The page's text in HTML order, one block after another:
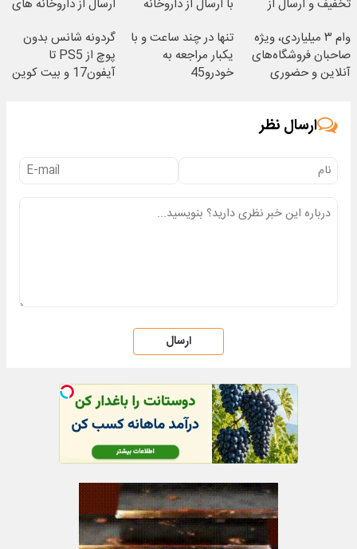
تخفیف و ارسال از
با ارسال از داروخانه
ارسال از داروخانه های
وام ۳ میلیاردی، ویژه
صاحبان فروشگاه‌های
آنلاین و حضوری
تنها در چند ساعت و با
یکبار مراجعه به
خودرو45
گردونه شانس بدون
پوچ از PS5 تا
آیفون17 و بیت کوین
ارسال نظر
ارسال